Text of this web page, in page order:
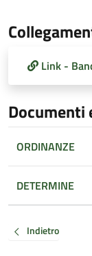
Link -
Documenti
ORDINANZE
DETERMINE
Indietro